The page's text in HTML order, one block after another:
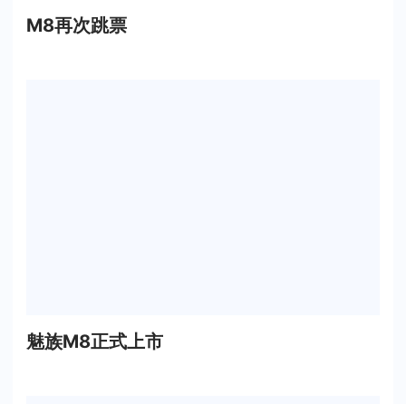
M8再次跳票
魅族M8正式上市